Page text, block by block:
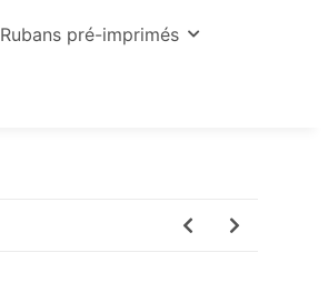
Rubans pré-imprimés